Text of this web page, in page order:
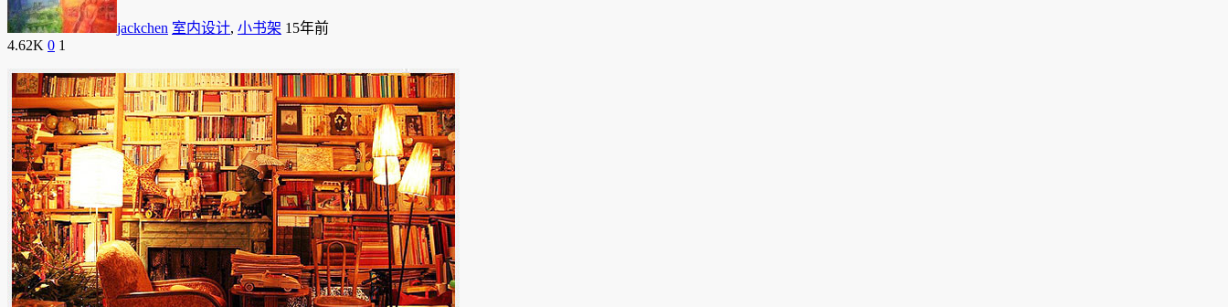
jackchen 室内设计, 小书架 15年前
4.62K 0 1